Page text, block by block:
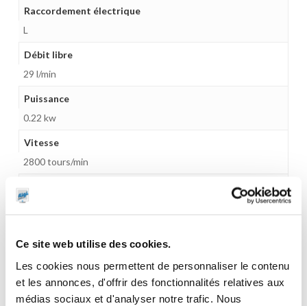
Ce site web utilise des cookies.
Les cookies nous permettent de personnaliser le contenu
et les annonces, d'offrir des fonctionnalités relatives aux
médias sociaux et d'analyser notre trafic. Nous
Raccordement électrique
L
Débit libre
29 l/min
Puissance
0.22 kw
Vitesse
2800 tours/min
Raccord de connexion
Ø20 mm
NBR
Poignée